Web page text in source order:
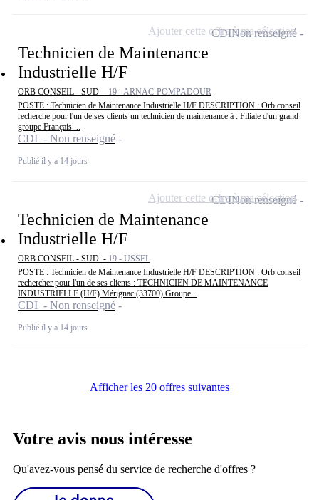
Technicien de Maintenance
Industrielle H/F
ORB CONSEIL - SUD - 19 - ARNAC-POMPADOUR
POSTE : Technicien de Maintenance Industrielle H/F DESCRIPTION : Orb conseil
recherche pour l'un de ses clients un technicien de maintenance à : Filiale d'un grand
groupe Français ...
CDI - Non renseigné
Publié il y a 14 jours
CDINon renseigné
Ajouter cette offre à ma sélection
Technicien de Maintenance
Industrielle H/F
ORB CONSEIL - SUD - 19 - USSEL
POSTE : Technicien de Maintenance Industrielle H/F DESCRIPTION : Orb conseil
rechercher pour l'un de ses clients : TECHNICIEN DE MAINTENANCE
INDUSTRIELLE (H/F) Mérignac (33700) Groupe...
CDI - Non renseigné
Publié il y a 14 jours
CDINon renseigné
Ajouter cette offre à ma sélection
Afficher les 20 offres suivantes
Votre avis nous intéresse
Qu'avez-vous pensé du service de recherche d'offres ?